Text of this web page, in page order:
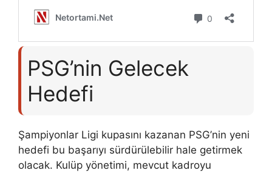
PSG’nin Gelecek
Hedefi
Şampiyonlar Ligi kupasını kazanan PSG’nin yeni
hedefi bu başarıyı sürdürülebilir hale getirmek
olacak. Kulüp yönetimi, mevcut kadroyu